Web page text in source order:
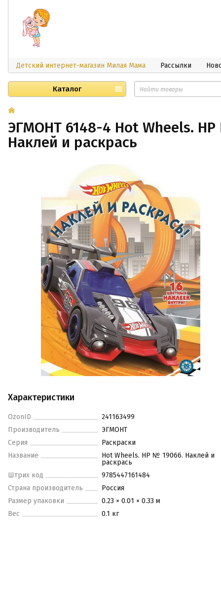
Детский интернет-магазин Милая Мама Рассылки
Каталог
ЭГМОНТ 6148-4 Hot Wheels.
Наклей и раскрась
Характеристики
OzonID
241163499
Производитель
ЭГМОНТ
Серия
Раскраски
Название
Hot Wheels. НР № 19066. Наклей и
раскрась
Штрих код
9785447161484
Страна производитель
Россия
Размер упаковки
0.23 × 0.01 × 0.33 м
Вес
0.1 кг